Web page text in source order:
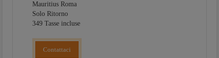
Mauritius Roma
Solo Ritorno
349 Tasse incluse
Contattaci